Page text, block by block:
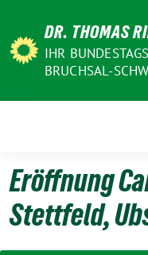
Inhalt
DR. THOMAS
IHR
BRUCHSAL-
Eröffnung
Stettfeld,